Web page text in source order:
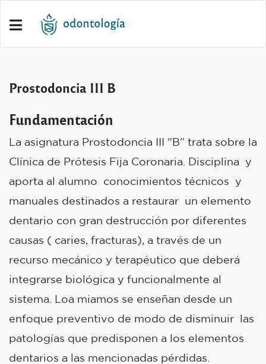
Prostodoncia III B
Fundamentación
La asignatura Prostodoncia III “B” trata sobre la
Clínica de Prótesis Fija Coronaria. Disciplina y
aporta al alumno conocimientos técnicos y
manuales destinados a restaurar un elemento
dentario con gran destrucción por diferentes
causas ( caries, fracturas), a través de un
recurso mecánico y terapéutico que deberá
integrarse biológica y funcionalmente al
sistema. Loa miamos se enseñan desde un
enfoque preventivo de modo de disminuir las
patologías que predisponen a los elementos
dentarios a las mencionadas pérdidas.